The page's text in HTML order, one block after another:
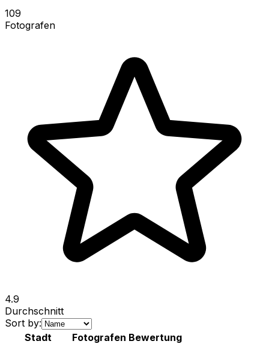
109
Fotografen
4.9
Durchschnitt
Sort by:
Stadt
Fotografen Bewertung